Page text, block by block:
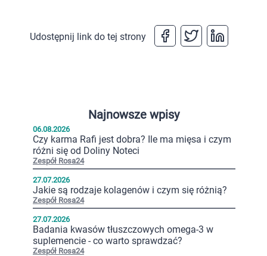
Udostępnij link do tej strony
Najnowsze wpisy
06.08.2026
Czy karma Rafi jest dobra? Ile ma mięsa i czym
różni się od Doliny Noteci
Zespół Rosa24
27.07.2026
Jakie są rodzaje kolagenów i czym się różnią?
Zespół Rosa24
27.07.2026
Badania kwasów tłuszczowych omega-3 w
suplemencie - co warto sprawdzać?
Zespół Rosa24